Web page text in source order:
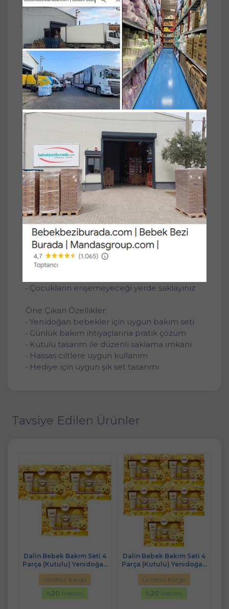
Anket
SET 5'li
Dalin Bebek Bakım Seti 4 Parça (Kutulu)
Yenidoğan Seti (Karma 5 Li Set)
Günlük Bakım İçin Pratik Set
Dalin Yenidoğan Bebek Bakım Seti,
bebeklerin günlük bakım ihtiyaçları için özel
olarak hazırlanmış 4 parçalı pratik bir settir.
Kutulu tasarımı sayesinde düzenli kullanım ve
kolay saklama imkanı sunar. Hassas bebek
cildine uygun ürünlerden oluşan set, günlük
bakım rutinini destekler.
Ürün İçeriği:
• 4 Parça Bebek Bakım Seti
• Kutulu Yenidoğan Seti
Dikkat Edilmesi Gerekenler:
• Ürünleri kullanım talimatına uygun şekilde
• Çocukların erişemeyeceği yerde saklayınız
Öne Çıkan Özellikler:
• Yenidoğan bebekler için uygun bakım seti
• Günlük bakım ihtiyaçlarına pratik çözüm
• Kutulu tasarım ile düzenli saklama imkanı
• Hassas ciltlere uygun kullanım
• Hediye için uygun şık set tasarımı
Tavsiye Edilen Ürünler
Dalin Bebek Bakım Seti 4
Parça (Kutulu) Yenidoğan
Seti (Karma 3 Lü Set)
Ücretsiz Kargo
%20 İndirim
Dalin Bebek Bakım Seti 4
Parça (Kutulu) Yenidoğan
Seti (Karma 5 Li Set)
Ücretsiz Kargo
%20 İndirim